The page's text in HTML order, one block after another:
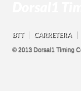
BTT CARRETERA
© 2013 Dorsal1 Timing